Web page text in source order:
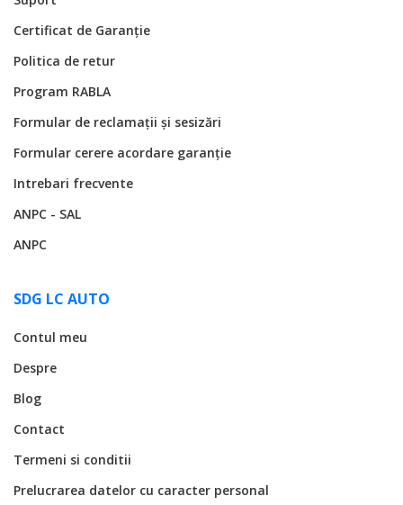
Certificat de Garanție
Politica de retur
Program RABLA
Formular de reclamații și sesizări
Formular cerere acordare garanție
Intrebari frecvente
ANPC - SAL
ANPC
SDG LC AUTO
Contul meu
Despre
Blog
Contact
Termeni si conditii
Prelucrarea datelor cu caracter personal